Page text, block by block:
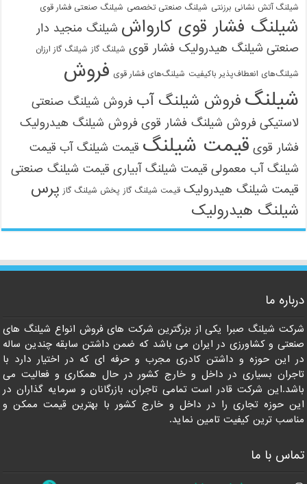
شیلنگ آتش نشانی برزنتی شیلنگ صنعتی تخصصی شیلنگ صنعتی فشار قوی
شیلنگ فشار قوی کارواش شیلنگ منجید دار
صنعتی شیلنگ هیدرولیک فشار قوی شیلنگ گاز شیلنگ گاز ارزان
شیلنگ‌های انعطاف‌پذیر باکیفیت شیلنگ‌های فشار قوی فروش
شیلنگ فروش شیلنگ آب فروش شیلنگ صنعتی
لاستیکی فروش شیلنگ فشار قوی فروش شیلنگ هیدرولیک
فشار قوی قیمت شیلنگ قیمت شیلنگ آب قیمت
شیلنگ آب معمولی قیمت شیلنگ آبیاری قیمت شیلنگ صنعتی
قیمت شیلنگ هیدرولیک قیمت شیلنگ گاز پخش شیلنگ گاز پرس
شیلنگ هیدرولیک
درباره ما
شرکت شیلنگ صبرا یکی از بزرگترین شرکت های فروش انواع شیلنگ های
صنعتی و کشاورزی در ایران می باشد که ضمن داشتن سابقه چندین ساله
در این حوزه و داشتن کادری مجرب و حرفه ای که در اختیار دارد با
تاجران بسیاری در داخل و خارج کشور در حال همکاری و فعالیت می
باشد.این شرکت قادر است تمامی تاجران، بازرگانان و سرمایه گذاران در
این حوزه تجاری را در داخل و خارج کشور با بهترین قیمت ممکن و
مناسب ترین کیفیت تامین نماید.
تماس با ما